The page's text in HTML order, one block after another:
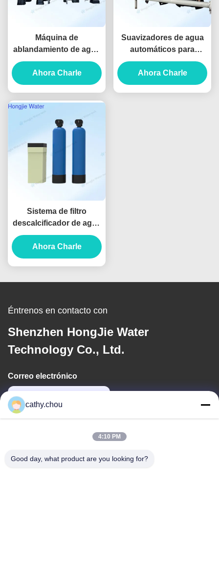
Máquina de
ablandamiento de agua
a medida 0.5 m3/h 200
m3/h
Ahora Charle
Suavizadores de agua
automáticos para
calderas industriales de
alta resistencia y gran
capacidad, con
Ahora Charle
Sistema de filtro
descalcificador de agua
dura de 5T/H para
motores de combustión
directa de alta eficiencia
Ahora Charle
Éntrenos en contacto con
Shenzhen HongJie Water
Technology Co., Ltd.
Correo electrónico
cathy.chou
4:10 PM
Good day, what product are you looking for?